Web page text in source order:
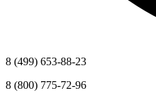
8 (499) 653-88-23
8 (800) 775-72-96